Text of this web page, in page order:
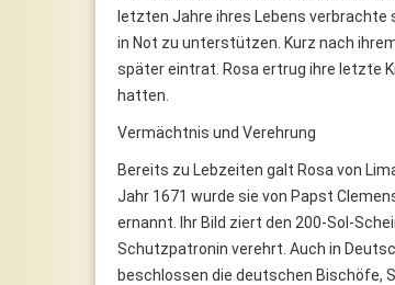
letzten Jahre ihres Lebens verbrachte
in Not zu unterstützen. Kurz nach
später eintrat. Rosa ertrug ihre letzte
hatten.
Vermächtnis und Verehrung
Bereits zu Lebzeiten galt Rosa von
Jahr 1671 wurde sie von Papst
ernannt. Ihr Bild ziert den 200-Sol-
Schutzpatronin verehrt. Auch in
beschlossen die deutschen Bischöfe,